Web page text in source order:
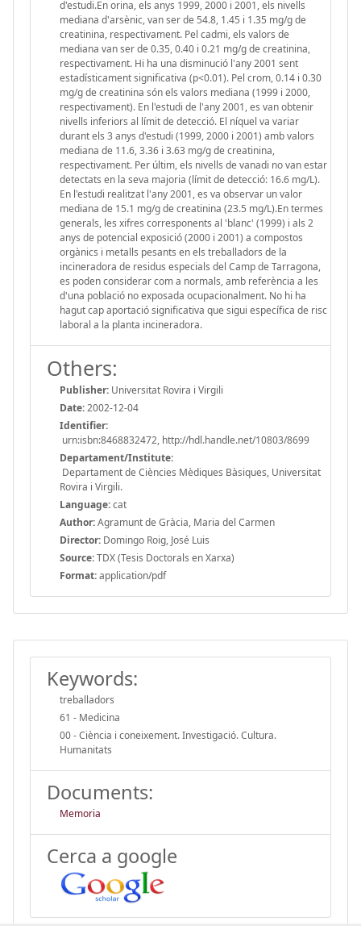
d'estudi.En orina, els anys 1999, 2000 i 2001, els nivells
mediana d'arsènic, van ser de 54.8, 1.45 i 1.35 mg/g de
creatinina, respectivament. Pel cadmi, els valors de
mediana van ser de 0.35, 0.40 i 0.21 mg/g de creatinina,
respectivament. Hi ha una disminució l'any 2001 sent
estadísticament significativa (p<0.01). Pel crom, 0.14 i 0.30
mg/g de creatinina són els valors mediana (1999 i 2000,
respectivament). En l'estudi de l'any 2001, es van obtenir
nivells inferiors al límit de detecció. El níquel va variar
durant els 3 anys d'estudi (1999, 2000 i 2001) amb valors
mediana de 11.6, 3.36 i 3.63 mg/g de creatinina,
respectivament. Per últim, els nivells de vanadi no van estar
detectats en la seva majoria (límit de detecció: 16.6 mg/L).
En l'estudi realitzat l'any 2001, es va observar un valor
mediana de 15.1 mg/g de creatinina (23.5 mg/L).En termes
generals, les xifres corresponents al 'blanc' (1999) i als 2
anys de potencial exposició (2000 i 2001) a compostos
orgànics i metalls pesants en els treballadors de la
incineradora de residus especials del Camp de Tarragona,
es poden considerar com a normals, amb referència a les
d'una població no exposada ocupacionalment. No hi ha
hagut cap aportació significativa que sigui específica de risc
laboral a la planta incineradora.
Others:
Publisher: Universitat Rovira i Virgili
Date:2002-12-04
Identifier:
urn:isbn:8468832472, http://hdl.handle.net/10803/8699
Departament/Institute:
Departament de Ciències Mèdiques Bàsiques, Universitat
Rovira i Virgili.
Language:cat
Author:Agramunt de Gràcia, Maria del Carmen
Director: Domingo Roig, José Luis
Source:TDX (Tesis Doctorals en Xarxa)
Format:application/pdf
Keywords:
treballadors
61 - Medicina
00 - Ciència i coneixement. Investigació. Cultura.
Humanitats
Documents:
Memoria
Cerca a google